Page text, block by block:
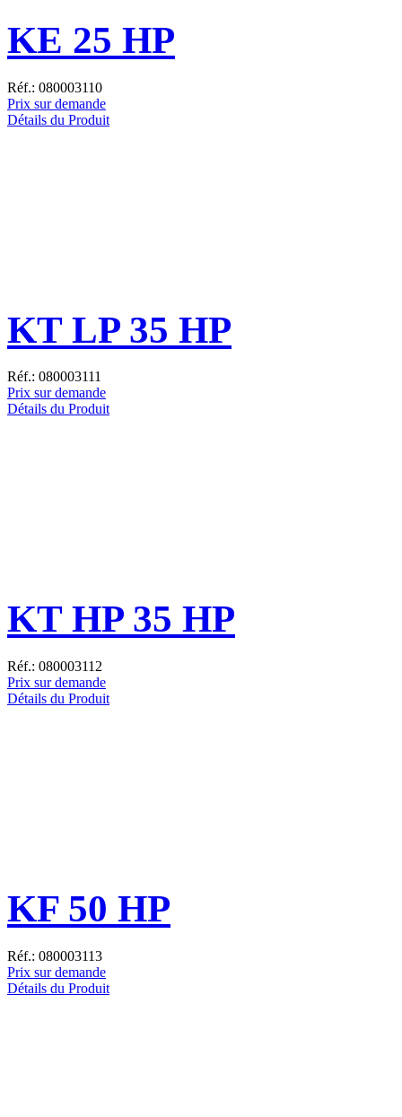
KE 25 HP
Réf.: 080003110
Prix sur demande
Détails du Produit
KT LP 35 HP
Réf.: 080003111
Prix sur demande
Détails du Produit
KT HP 35 HP
Réf.: 080003112
Prix sur demande
Détails du Produit
KF 50 HP
Réf.: 080003113
Prix sur demande
Détails du Produit